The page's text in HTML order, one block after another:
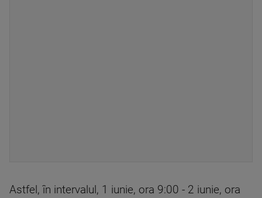
Astfel, în intervalul, 1 iunie, ora 9:00 - 2 iunie, ora